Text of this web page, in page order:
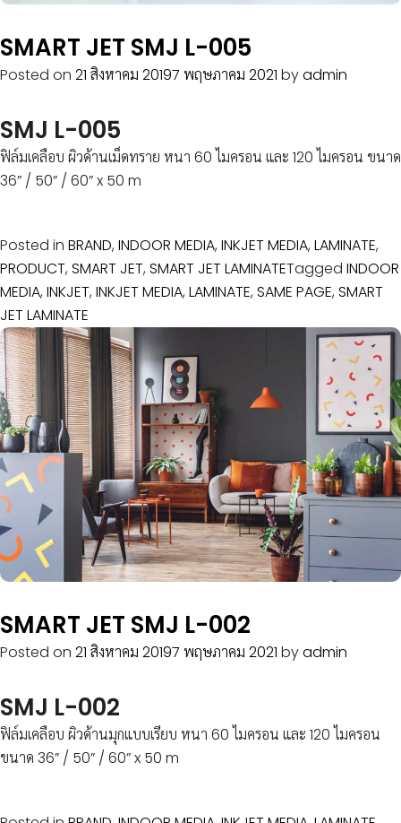
SMART JET SMJ L-005
Posted on 21 สิงหาคม 20197 พฤษภาคม 2021 byadmin
SMJ L-005
ฟิล์มเคลือบ ผิวด้านเม็ดทราย หนา 60 ไมครอน และ 120 ไมครอน ขนาด
36” / 50” / 60” x 50 m
Posted in BRAND, INDOOR MEDIA, INKJET MEDIA, LAMINATE,
PRODUCT, SMART JET, SMART JET LAMINATETagged INDOOR
MEDIA, INKJET, INKJET MEDIA, LAMINATE, SAME PAGE, SMART
JET LAMINATE
SMART JET SMJ L-002
Posted on 21 สิงหาคม 20197 พฤษภาคม 2021 byadmin
SMJ L-002
ฟิล์มเคลือบ ผิวด้านมุกแบบเรียบ หนา 60 ไมครอน และ 120 ไมครอน
ขนาด 36” / 50” / 60” x 50 m